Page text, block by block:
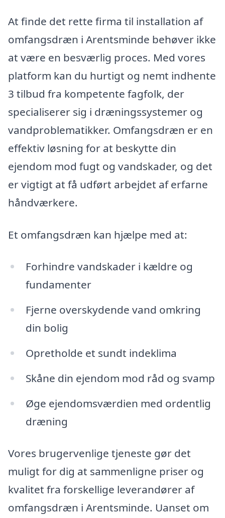
At finde det rette firma til installation af
omfangsdræn i Arentsminde behøver ikke
at være en besværlig proces. Med vores
platform kan du hurtigt og nemt indhente
3 tilbud fra kompetente fagfolk, der
specialiserer sig i dræningssystemer og
vandproblematikker. Omfangsdræn er en
effektiv løsning for at beskytte din
ejendom mod fugt og vandskader, og det
er vigtigt at få udført arbejdet af erfarne
håndværkere.
Et omfangsdræn kan hjælpe med at:
Forhindre vandskader i kældre og
fundamenter
Fjerne overskydende vand omkring
din bolig
Opretholde et sundt indeklima
Skåne din ejendom mod råd og svamp
Øge ejendomsværdien med ordentlig
dræning
Vores brugervenlige tjeneste gør det
muligt for dig at sammenligne priser og
kvalitet fra forskellige leverandører af
omfangsdræn i Arentsminde. Uanset om